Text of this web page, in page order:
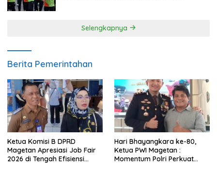
Selengkapnya
Berita Pemerintahan
Ketua Komisi B DPRD
Magetan Apresiasi Job Fair
2026 di Tengah Efisiensi
Hari Bhayangkara ke-80,
Ketua PWI Magetan :
Momentum Polri Perkuat